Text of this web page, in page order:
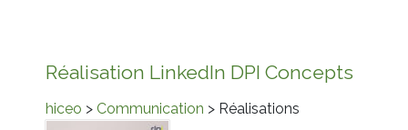
Réalisation LinkedIn DPI Concepts
hiceo > Communication > Réalisations